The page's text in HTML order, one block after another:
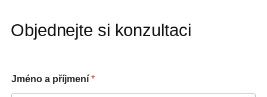
Objednejte si konzultaci
Jméno a příjmení *